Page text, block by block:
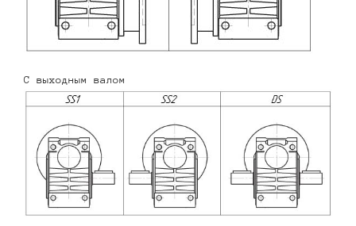
С выходным валом